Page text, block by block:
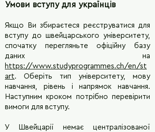
Умови вступу для українців
Якщо Ви збираєтеся реєструватися для
вступу до швейцарського університету,
спочатку перегляньте офіційну базу
даних на
https://www.studyprogrammes.ch/en/st
art. Оберіть тип університету, мову
навчання, рівень і напрямок навчання.
Наступним кроком потрібно перевірити
вимоги для вступу.
У Швейцарії немає централізованої